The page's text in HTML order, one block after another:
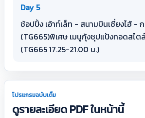
Day 5
ช้อปปิ้ง เอ้าท์เล็ท - สนามบินเซี่ยงไฮ้ -
(TG665)พิเศษ เมนูกุ้งชุปแป้งทอดสไต
(TG665 17.25-21.00 น.)
โปรแกรมฉบับเต็ม
ดูรายละเอียด PDF ในหน้านี้